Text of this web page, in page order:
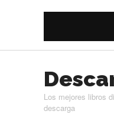
Los mejores libros
descarga